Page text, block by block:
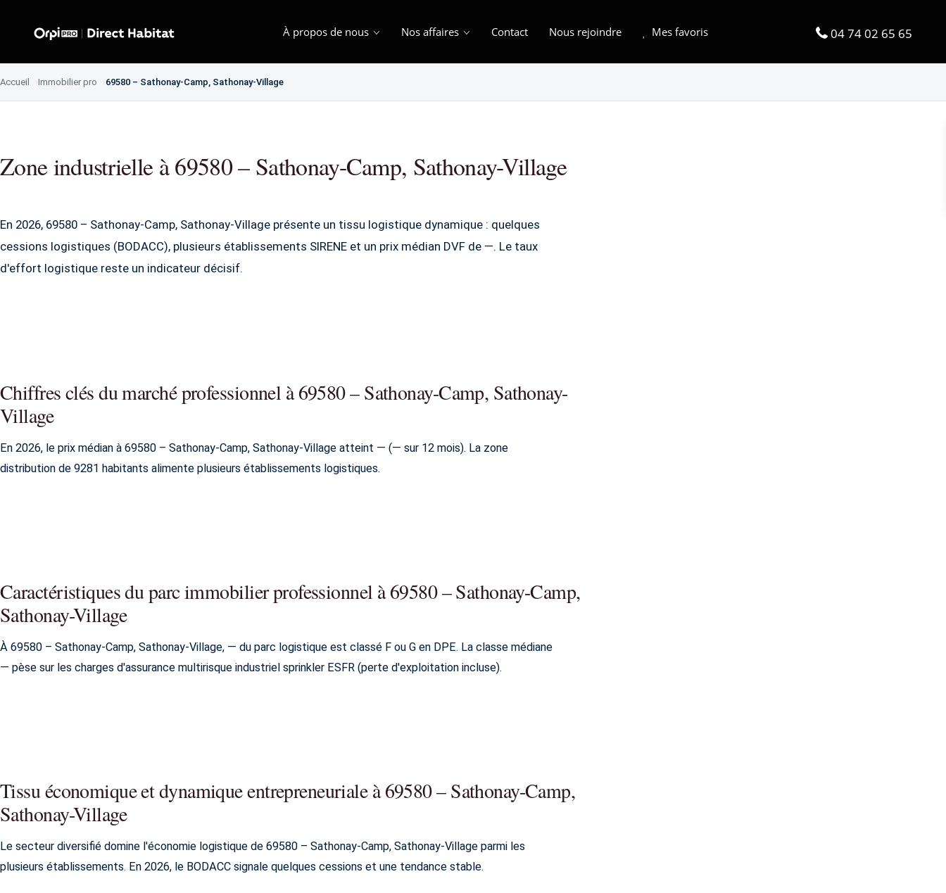
À propos de nous Nos affaires Contact Nous rejoindre Mes favoris 04 74 02 65 65
Accueil Immobilier pro 69580 – Sathonay-Camp, Sathonay-Village
Zone industrielle à 69580 – Sathonay-Camp, Sathonay-Village
En 2026, 69580 – Sathonay-Camp, Sathonay-Village présente un tissu logistique dynamique : quelques
cessions logistiques (BODACC), plusieurs établissements SIRENE et un prix médian DVF de —. Le taux
d'effort logistique reste un indicateur décisif.
Chiffres clés du marché professionnel à 69580 – Sathonay-Camp, Sathonay-
Village
En 2026, le prix médian à 69580 – Sathonay-Camp, Sathonay-Village atteint — (— sur 12 mois). La zone
distribution de 9281 habitants alimente plusieurs établissements logistiques.
Caractéristiques du parc immobilier professionnel à 69580 – Sathonay-Camp,
Sathonay-Village
À 69580 – Sathonay-Camp, Sathonay-Village, — du parc logistique est classé F ou G en DPE. La classe médiane
— pèse sur les charges d'assurance multirisque industriel sprinkler ESFR (perte d'exploitation incluse).
Tissu économique et dynamique entrepreneuriale à 69580 – Sathonay-Camp,
Sathonay-Village
Le secteur diversifié domine l'économie logistique de 69580 – Sathonay-Camp, Sathonay-Village parmi les
plusieurs établissements. En 2026, le BODACC signale quelques cessions et une tendance stable.